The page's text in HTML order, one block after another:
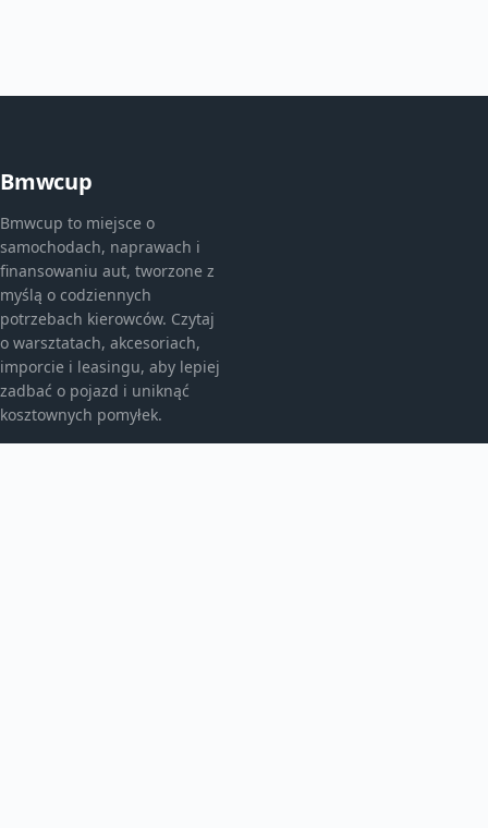
Bmwcup
Bmwcup to miejsce o
samochodach, naprawach i
finansowaniu aut, tworzone z
myślą o codziennych
potrzebach kierowców. Czytaj
o warsztatach, akcesoriach,
imporcie i leasingu, aby lepiej
zadbać o pojazd i uniknąć
kosztownych pomyłek.